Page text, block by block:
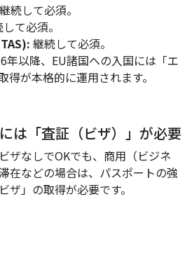
継続して必須。
て必須。
継続して必須。
年以降、EU諸国への入国には「エ
得が本格的に運用されます。
は「査証（ビザ）」が必要
ザなしでOKでも、商用（ビジネ
在などの場合は、パスポートの強
ザ」の取得が必要です。